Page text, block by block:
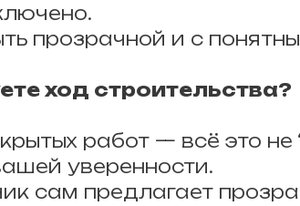
прозрачной и с
ход строительства?
работ — всё это не
уверенности.
сам предлагает